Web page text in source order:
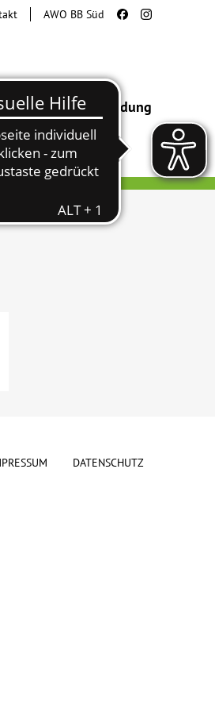
HilfeBegegnung Bildung
AWO BB Süd
DATENSCHUTZ